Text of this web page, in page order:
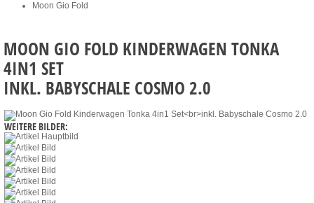
Moon Gio Fold
MOON GIO FOLD KINDERWAGEN TONKA
4IN1 SET
INKL. BABYSCHALE COSMO 2.0
WEITERE BILDER: